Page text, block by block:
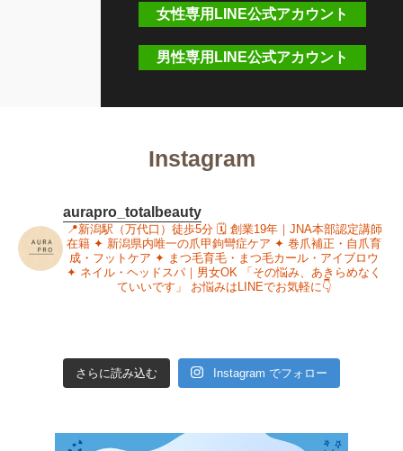
女性専用LINE公式アカウント
男性専用LINE公式アカウント
Instagram
aurapro_totalbeauty
📍新潟駅（万代口）徒歩5分🗓 創業19年｜JNA本部認定講師
在籍 ✦ 新潟県内唯一の爪甲鉤彎症ケア ✦ 巻爪補正・自爪育
成・フットケア ✦ まつ毛育毛・まつ毛カール・アイブロウ
✦ ネイル・ヘッドスパ｜男女OK 「その悩み、あきらめなく
ていいです」
お悩みはLINEでお気軽に👇
さらに読み込む Instagram でフォロー